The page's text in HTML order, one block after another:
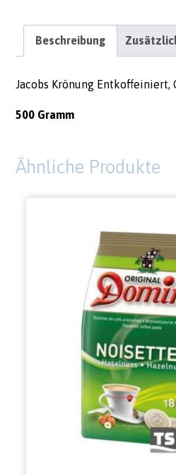
Beschreibung
Jacobs Krönung Entkoffeiniert,
500 Gramm
Ähnliche Produkte